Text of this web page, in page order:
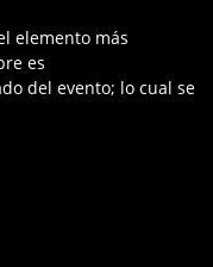
elemento más
es
del evento; lo cual se